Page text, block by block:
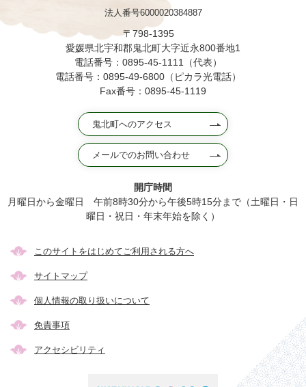
法人番号6000020384887
〒798-1395
愛媛県北宇和郡鬼北町大字近永800番地1
電話番号：0895-45-1111（代表）
電話番号：0895-49-6800（ピカラ光電話）
Fax番号：0895-45-1119
鬼北町へのアクセス
メールでのお問い合わせ
開庁時間
月曜日から金曜日 午前8時30分から午後5時15分まで（土曜日・日
曜日・祝日・年末年始を除く）
このサイトをはじめてご利用される方へ
サイトマップ
個人情報の取り扱いについて
免責事項
アクセシビリティ